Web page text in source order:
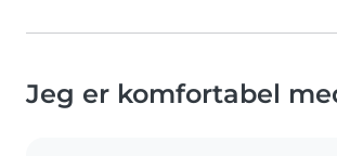
Jeg er komfortabel